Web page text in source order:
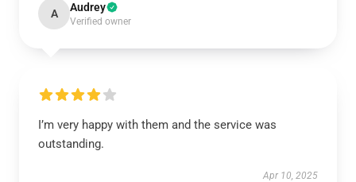
A Audrey
Verified owner
I’m very happy with them and the service was
outstanding.
Apr 10, 2025